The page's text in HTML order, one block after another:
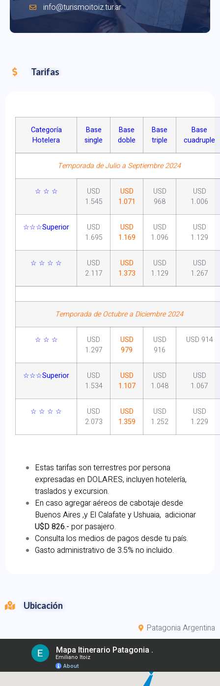
info@turismoitoiz.tur.ar
Tarifas
Categoría
Hotelera
Base
single
Base
doble
Base
triple
Base
cuadruple
Temporada de Julio a Septiembre 2024
☆ ☆ ☆
USD
1.545
USD
1.071
USD
968
USD
1.006
☆☆☆Superior
USD
1.695
USD
1.169
USD
1.096
USD
1.129
☆ ☆ ☆ ☆
USD
2.117
USD
1.373
USD
1.129
USD
1.267
Temporada de Octubre a Diciembre 2024
☆ ☆ ☆
USD
1.297
USD
979
USD
916
USD 914
☆☆☆Superior
USD
1.534
USD
1.107
USD
1.048
USD
1.067
☆ ☆ ☆ ☆
USD
2.073
USD
1.359
USD
1.252
USD
1.229
Estas tarifas son terrestres por persona
expresadas en DOLARES, incluyen hotelería,
traslados y excursion.
En caso agregar aéreos de cabotaje desde
Buenos Aires ,y El Calafate y Ushuaia, adicionar
U$D 826.- por pasajero.⠀⠀⠀⠀⠀⠀⠀⠀⠀⠀⠀⠀
Consulta los medios de pagos desde tu país.
Gasto administrativo de 3.5% no incluido.
Ubicación
Patagonia Argentina